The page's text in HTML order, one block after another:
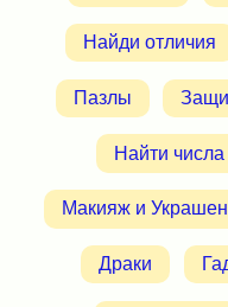
Найди отличия
Пазлы
Найти числа
Макияж и
Драки